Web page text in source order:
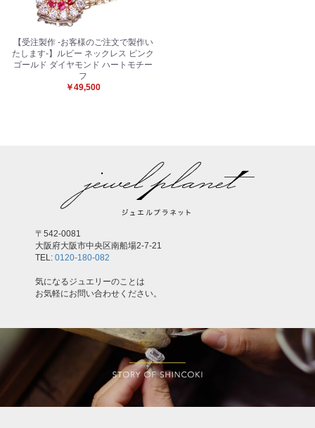
【受注製作 -お客様のご注文で製作い
たします-】ルビー ネックレス ピンク
ゴールド ダイヤモンド ハートモチー
フ
￥49,500
〒542-0081
大阪府大阪市中央区南船場2-7-21
TEL: 0120-180-082
気になるジュエリーのことは
お気軽にお問い合わせください。